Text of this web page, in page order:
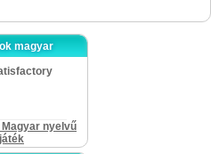
magyar
nyelvű
játék